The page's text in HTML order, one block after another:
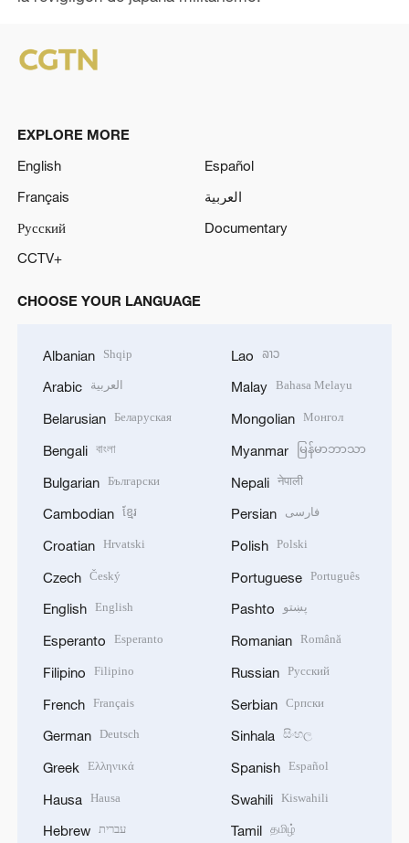
EXPLORE MORE
English
Español
Français
العربية
Русский
Documentary
CCTV+
CHOOSE YOUR LANGUAGE
Albanian Shqip
Arabic العربية
Belarusian Беларуская
Bengali বাংলা
Bulgarian Български
Cambodian ខ្មែរ
Croatian Hrvatski
Czech Český
English English
Esperanto Esperanto
Filipino Filipino
French Français
German Deutsch
Greek Ελληνικά
Hausa Hausa
Hebrew עברית
Lao ລາວ
Malay Bahasa Melayu
Mongolian Монгол
Myanmar မြန်မာဘာသာ
Nepali नेपाली
Persian فارسی
Polish Polski
Portuguese Português
Pashto پښتو
Romanian Română
Russian Русский
Serbian Српски
Sinhala සිංහල
Spanish Español
Swahili Kiswahili
Tamil தமிழ்